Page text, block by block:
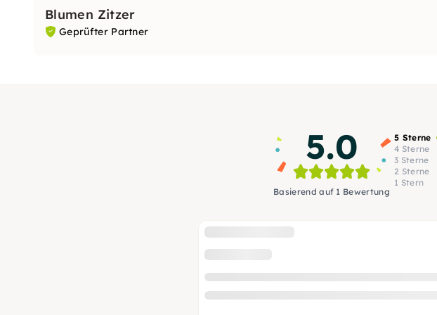
Blumen Zitzer
Geprüfter Partner
5.0
Basierend auf 1 Bewertung
5 Sterne
4 Sterne
3 Sterne
2 Sterne
1 Stern